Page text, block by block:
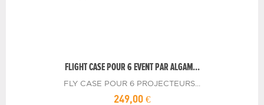
FLIGHT CASE POUR 6 EVENT PAR ALGAM...
FLY CASE POUR 6 PROJECTEURS...
249,00 €